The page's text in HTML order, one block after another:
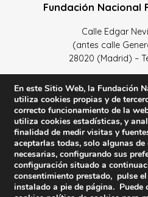
Fundación Nacional
Calle Edgar
(antes calle
28020 (Madrid) –
Política de Privacidad y
son seguros–Política de
de
En este Sitio Web, la Fundación
utiliza cookies propias y de
correcto funcionamiento de la
utiliza cookies estadísticas, y
finalidad de medir visitas y
aceptarlas todas, solo algunas
necesarias, configurando sus
configuración situado a
consentimiento prestado, pulse
instalado a pie de página.